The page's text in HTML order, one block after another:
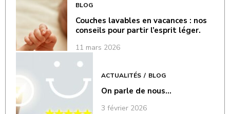
BLOG
Couches lavables en vacances : nos
conseils pour partir l’esprit léger.
11 mars 2026
ACTUALITÉS BLOG
On parle de nous…
3 février 2026